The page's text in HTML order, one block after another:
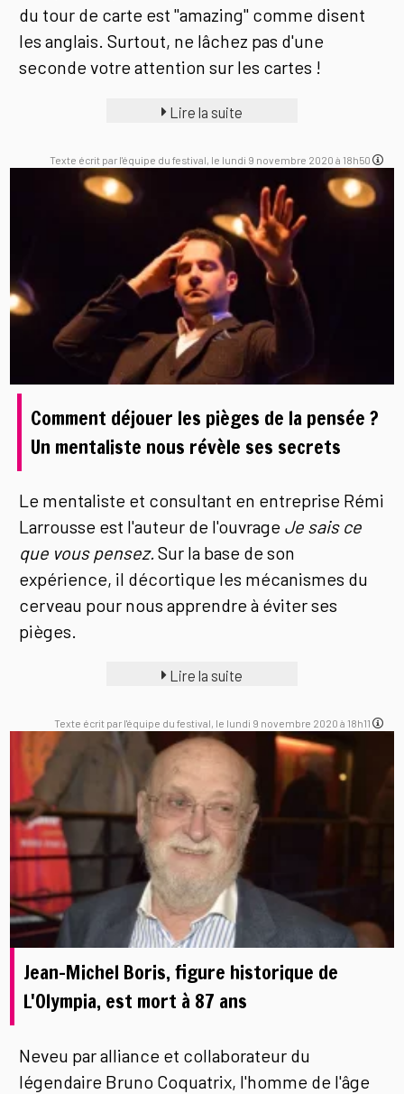
du tour de carte est "amazing" comme disent
les anglais. Surtout, ne lâchez pas d'une
seconde votre attention sur les cartes !
Lire la suite
Texte écrit par l'équipe du festival, le lundi 9 novembre 2020 à 18h50
Comment déjouer les pièges de la pensée ?
Un mentaliste nous révèle ses secrets
Le mentaliste et consultant en entreprise Rémi
Larrousse est l'auteur de l'ouvrage Je sais ce
que vous pensez.Sur la base de son
expérience, il décortique les mécanismes du
cerveau pour nous apprendre à éviter ses
pièges.
Lire la suite
Texte écrit par l'équipe du festival, le lundi 9 novembre 2020 à 18h11
Jean-Michel Boris, figure historique de
L'Olympia, est mort à 87 ans
Neveu par alliance et collaborateur du
légendaire Bruno Coquatrix, l'homme de l'âge